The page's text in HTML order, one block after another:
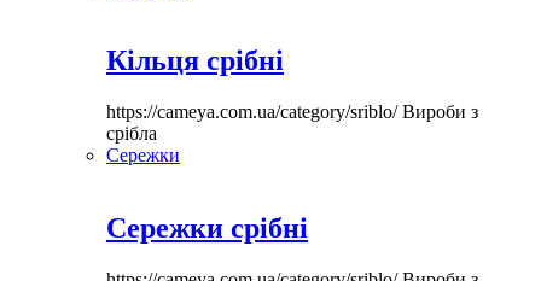
Кільця срібні
https://cameya.com.ua/category/sriblo/Вироби з
срібла
Сережки
Сережки срібні